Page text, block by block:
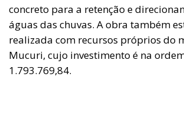
concreto para a retenção e
águas das chuvas. A obra também
realizada com recursos próprios do
Mucuri, cujo investimento é na
1.793.769,84.